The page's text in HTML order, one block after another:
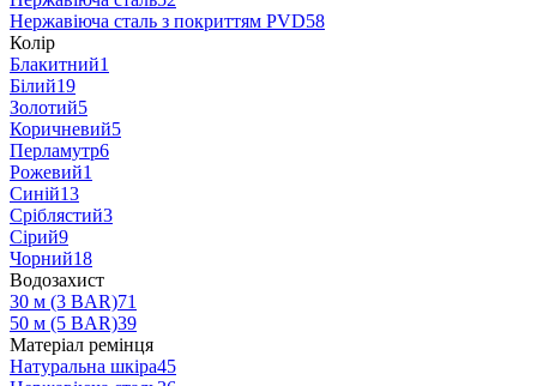
Нержавіюча сталь з покриттям PVD58
Колір
Блакитний1
Білий19
Золотий5
Коричневий5
Перламутр6
Рожевий1
Синій13
Сріблястий3
Сірий9
Чорний18
Водозахист
30 м (3 BAR)71
50 м (5 BAR)39
Матеріал ремінця
Натуральна шкіра45